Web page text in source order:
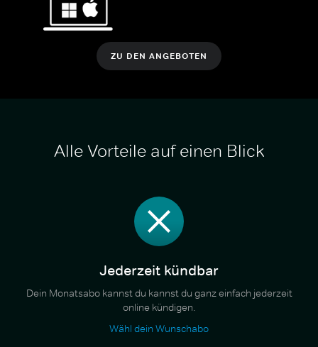
ZU DEN ANGEBOTEN
Alle Vorteile auf einen Blick
Jederzeit kündbar
Dein Monatsabo kannst du kannst du ganz einfach jederzeit
online kündigen.
Wähl dein Wunschabo